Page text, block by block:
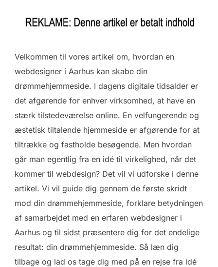
Velkommen til vores artikel om, hvordan en
webdesigner i Aarhus kan skabe din
drømmehjemmeside. I dagens digitale tidsalder er
det afgørende for enhver virksomhed, at have en
stærk tilstedeværelse online. En velfungerende og
æstetisk tiltalende hjemmeside er afgørende for at
tiltrække og fastholde besøgende. Men hvordan
går man egentlig fra en idé til virkelighed, når det
kommer til webdesign? Det vil vi udforske i denne
artikel. Vi vil guide dig gennem de første skridt
mod din drømmehjemmeside, forklare betydningen
af samarbejdet med en erfaren webdesigner i
Aarhus og til sidst præsentere dig for det endelige
resultat: din drømmehjemmeside. Så læn dig
tilbage og lad os tage dig med på en rejse fra idé